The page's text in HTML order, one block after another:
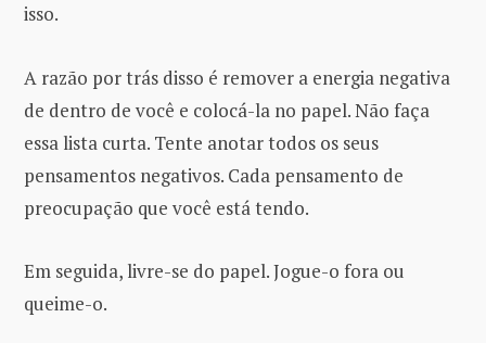
isso.
A razão por trás disso é remover a energia negativa
de dentro de você e colocá-la no papel. Não faça
essa lista curta. Tente anotar todos os seus
pensamentos negativos. Cada pensamento de
preocupação que você está tendo.
Em seguida, livre-se do papel. Jogue-o fora ou
queime-o.